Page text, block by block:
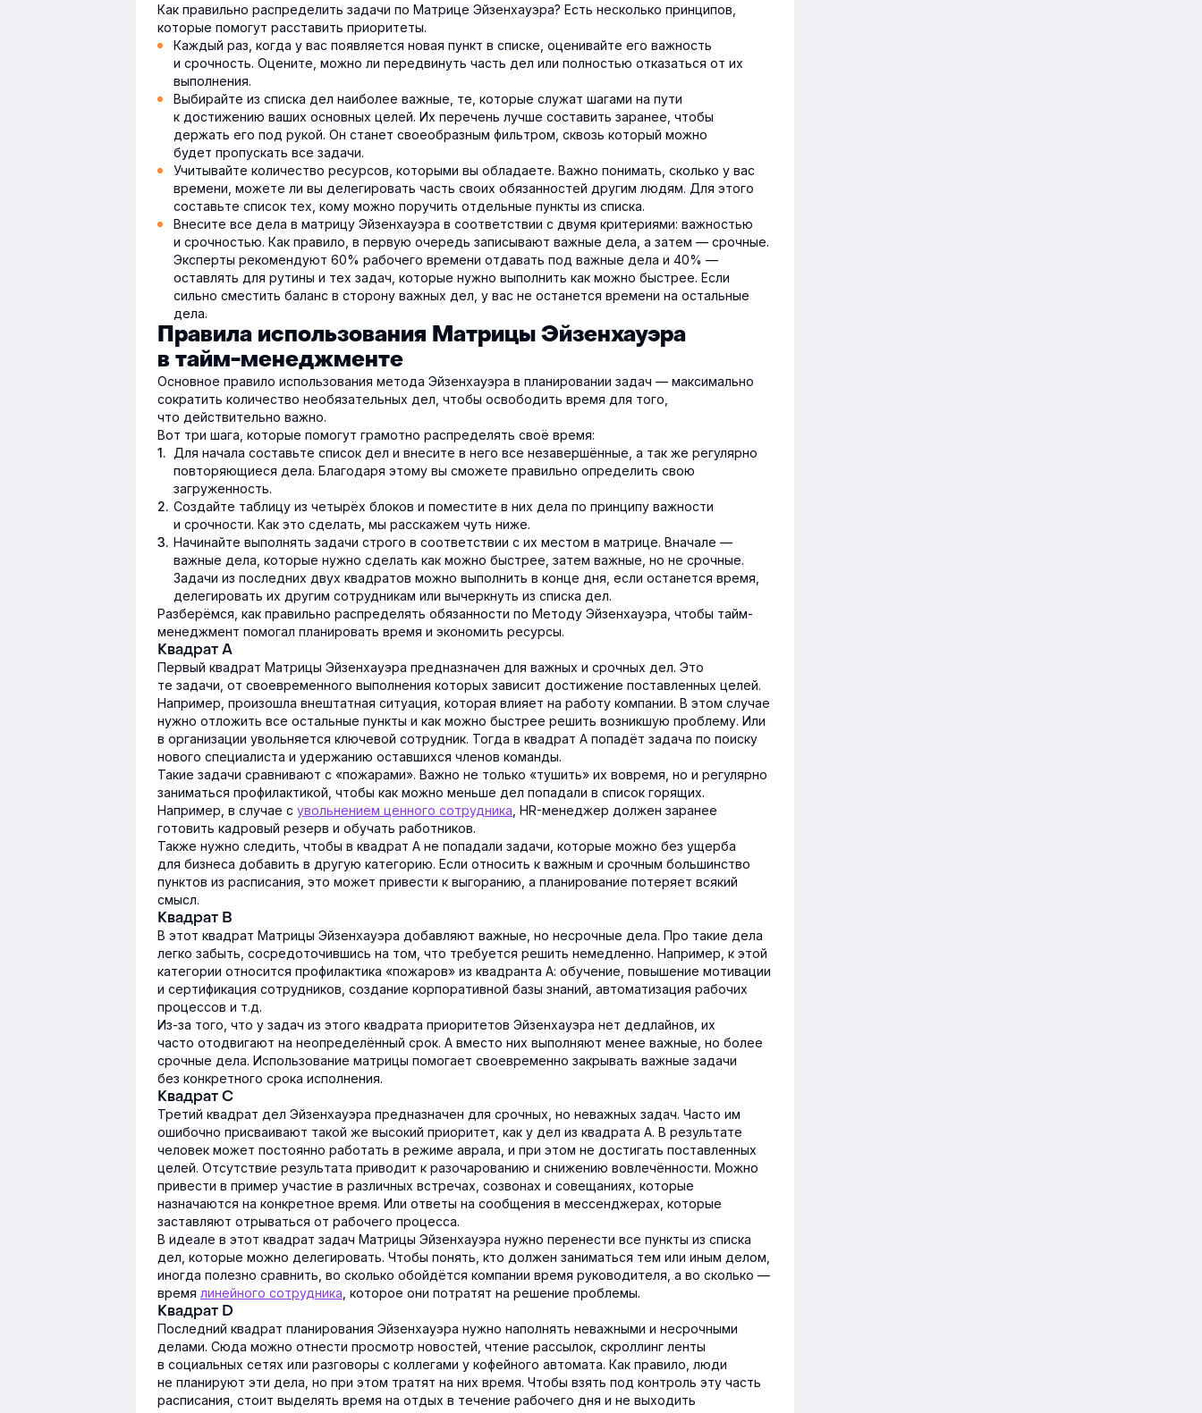
Как правильно распределить задачи по Матрице Эйзенхауэра? Есть несколько принципов,
которые помогут расставить приоритеты.
Каждый раз, когда у вас появляется новая пункт в списке, оценивайте его важность
и срочность. Оцените, можно ли передвинуть часть дел или полностью отказаться от их
выполнения.
Выбирайте из списка дел наиболее важные, те, которые служат шагами на пути
к достижению ваших основных целей. Их перечень лучше составить заранее, чтобы
держать его под рукой. Он станет своеобразным фильтром, сквозь который можно
будет пропускать все задачи.
Учитывайте количество ресурсов, которыми вы обладаете. Важно понимать, сколько у вас
времени, можете ли вы делегировать часть своих обязанностей другим людям. Для этого
составьте список тех, кому можно поручить отдельные пункты из списка.
Внесите все дела в матрицу Эйзенхауэра в соответствии с двумя критериями: важностью
и срочностью. Как правило, в первую очередь записывают важные дела, а затем — срочные.
Эксперты рекомендуют 60% рабочего времени отдавать под важные дела и 40% —
оставлять для рутины и тех задач, которые нужно выполнить как можно быстрее. Если
сильно сместить баланс в сторону важных дел, у вас не останется времени на остальные
дела.
Правила использования Матрицы Эйзенхауэра
в тайм-менеджменте
Основное правило использования метода Эйзенхауэра в планировании задач — максимально
сократить количество необязательных дел, чтобы освободить время для того,
что действительно важно.
Вот три шага, которые помогут грамотно распределять своё время:
Для начала составьте список дел и внесите в него все незавершённые, а так же регулярно
повторяющиеся дела. Благодаря этому вы сможете правильно определить свою
загруженность.
Создайте таблицу из четырёх блоков и поместите в них дела по принципу важности
и срочности. Как это сделать, мы расскажем чуть ниже.
Начинайте выполнять задачи строго в соответствии с их местом в матрице. Вначале —
важные дела, которые нужно сделать как можно быстрее, затем важные, но не срочные.
Задачи из последних двух квадратов можно выполнить в конце дня, если останется время,
делегировать их другим сотрудникам или вычеркнуть из списка дел.
Разберёмся, как правильно распределять обязанности по Методу Эйзенхауэра, чтобы тайм-
менеджмент помогал планировать время и экономить ресурсы.
Квадрат А
Первый квадрат Матрицы Эйзенхауэра предназначен для важных и срочных дел. Это
те задачи, от своевременного выполнения которых зависит достижение поставленных целей.
Например, произошла внештатная ситуация, которая влияет на работу компании. В этом случае
нужно отложить все остальные пункты и как можно быстрее решить возникшую проблему. Или
в организации увольняется ключевой сотрудник. Тогда в квадрат А попадёт задача по поиску
нового специалиста и удержанию оставшихся членов команды.
Такие задачи сравнивают с «пожарами». Важно не только «тушить» их вовремя, но и регулярно
заниматься профилактикой, чтобы как можно меньше дел попадали в список горящих.
Например, в случае с увольнением ценного сотрудника , HR-менеджер должен заранее
готовить кадровый резерв и обучать работников.
Также нужно следить, чтобы в квадрат А не попадали задачи, которые можно без ущерба
для бизнеса добавить в другую категорию. Если относить к важным и срочным большинство
пунктов из расписания, это может привести к выгоранию, а планирование потеряет всякий
смысл.
Квадрат B
В этот квадрат Матрицы Эйзенхауэра добавляют важные, но несрочные дела. Про такие дела
легко забыть, сосредоточившись на том, что требуется решить немедленно. Например, к этой
категории относится профилактика «пожаров» из квадранта А: обучение, повышение мотивации
и сертификация сотрудников, создание корпоративной базы знаний, автоматизация рабочих
процессов и т.д.
Из-за того, что у задач из этого квадрата приоритетов Эйзенхауэра нет дедлайнов, их
часто отодвигают на неопределённый срок. А вместо них выполняют менее важные, но более
срочные дела. Использование матрицы помогает своевременно закрывать важные задачи
без конкретного срока исполнения.
Квадрат С
Третий квадрат дел Эйзенхауэра предназначен для срочных, но неважных задач. Часто им
ошибочно присваивают такой же высокий приоритет, как у дел из квадрата А. В результате
человек может постоянно работать в режиме аврала, и при этом не достигать поставленных
целей. Отсутствие результата приводит к разочарованию и снижению вовлечённости. Можно
привести в пример участие в различных встречах, созвонах и совещаниях, которые
назначаются на конкретное время. Или ответы на сообщения в мессенджерах, которые
заставляют отрываться от рабочего процесса.
В идеале в этот квадрат задач Матрицы Эйзенхауэра нужно перенести все пункты из списка
дел, которые можно делегировать. Чтобы понять, кто должен заниматься тем или иным делом,
иногда полезно сравнить, во сколько обойдётся компании время руководителя, а во сколько —
время линейного сотрудника , которое они потратят на решение проблемы.
Квадрат D
Последний квадрат планирования Эйзенхауэра нужно наполнять неважными и несрочными
делами. Сюда можно отнести просмотр новостей, чтение рассылок, скроллинг ленты
в социальных сетях или разговоры с коллегами у кофейного автомата. Как правило, люди
не планируют эти дела, но при этом тратят на них время. Чтобы взять под контроль эту часть
расписания, стоит выделять время на отдых в течение рабочего дня и не выходить